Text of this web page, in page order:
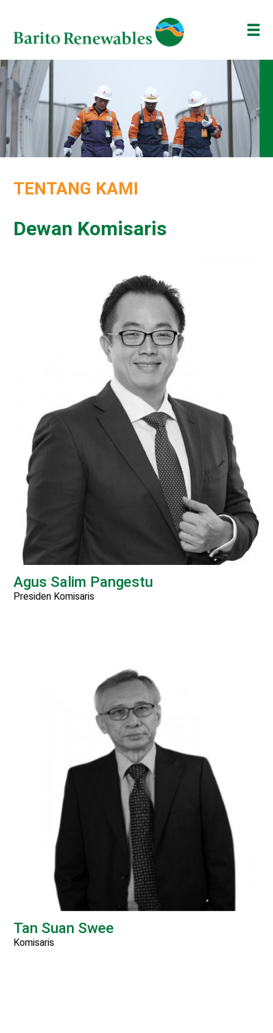
TENTANG KAMI
INVESTOR
BERITA
BAKTI BARITO
TENTANG KAMI
Dewan Komisaris
Agus Salim Pangestu
Presiden Komisaris
Tan Suan Swee
Komisaris